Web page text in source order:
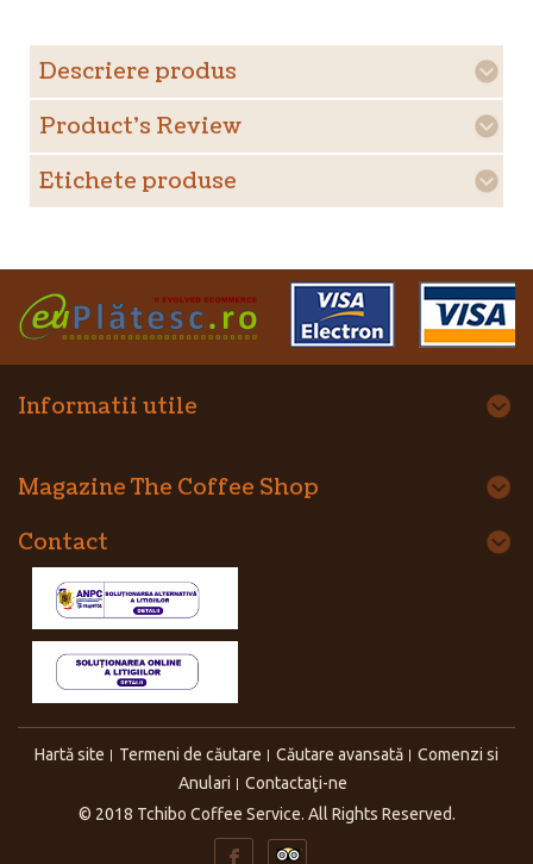
Descriere produs
Product's Review
Etichete produse
Informatii utile
Magazine The Coffee Shop
Contact
Hartă site Termeni de căutare Căutare avansată
Comenzi si
Anulari
Contactaţi-ne
© 2018 Tchibo Coffee Service. All Rights Reserved.